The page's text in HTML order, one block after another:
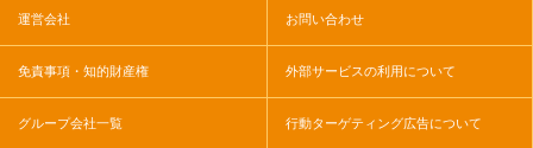
運営会社 お問い合わせ
免責事項・知的財産権 外部サービスの利用について
グループ会社一覧 行動ターゲティング広告について